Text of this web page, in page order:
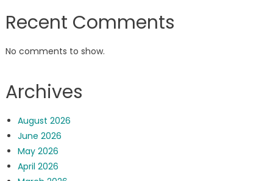
Recent Comments
No comments to show.
Archives
August 2026
June 2026
May 2026
April 2026